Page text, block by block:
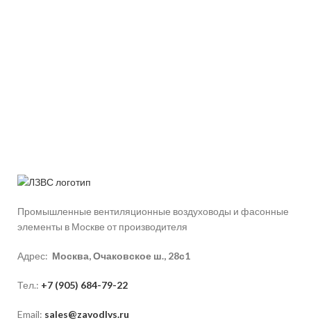
Промышленные вентиляционные воздуховоды и фасонные
элементы в Москве от производителя
Адрес: Москва, Очаковское ш., 28с1
Тел.: +7 (905) 684-79-22
Email: sales@zavodlvs.ru